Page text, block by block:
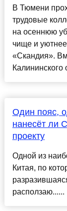
В Тюмени
трудовые
на осеннюю
чище и
«Скандия».
Калининского
Один пояс,
нанесёт ли
проекту
Одной из
Китая, по
расползаю......